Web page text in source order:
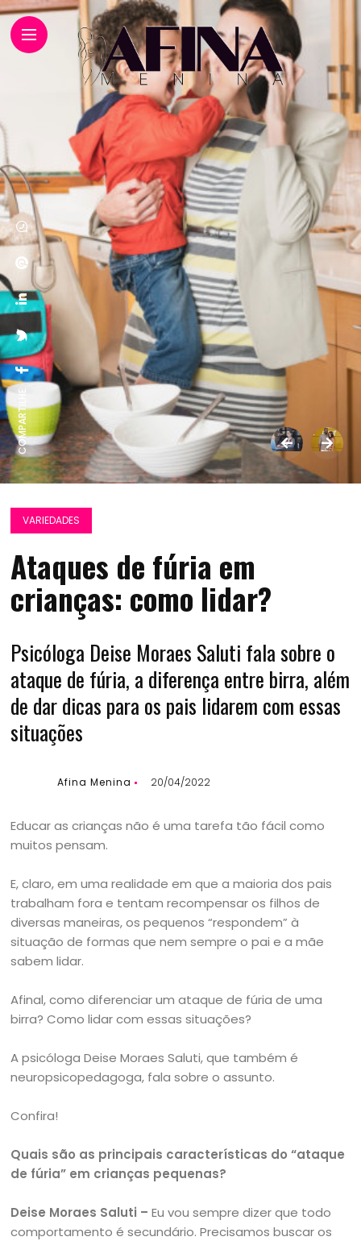
COMPARTILHE:
VARIEDADES
Ataques de fúria em
crianças: como lidar?
Psicóloga Deise Moraes Saluti fala sobre o
ataque de fúria, a diferença entre birra, além
de dar dicas para os pais lidarem com essas
situações
Afina Menina 20/04/2022
Educar as crianças não é uma tarefa tão fácil como
muitos pensam.
E, claro, em uma realidade em que a maioria dos pais
trabalham fora e tentam recompensar os filhos de
diversas maneiras, os pequenos “respondem” à
situação de formas que nem sempre o pai e a mãe
sabem lidar.
Afinal, como diferenciar um ataque de fúria de uma
birra? Como lidar com essas situações?
A psicóloga Deise Moraes Saluti, que também é
neuropsicopedagoga, fala sobre o assunto.
Confira!
Quais são as principais características do “ataque
de fúria” em crianças pequenas?
Deise Moraes Saluti – Eu vou sempre dizer que todo
comportamento é secundário. Precisamos buscar os